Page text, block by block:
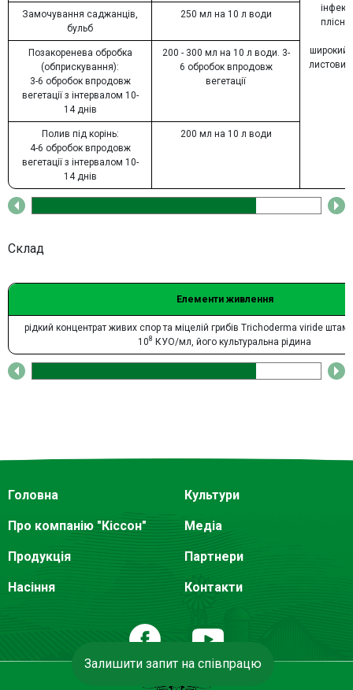
широкий
листових
Замочування саджанців,
бульб
250 мл на 10 л води
Позакоренева обробка
(обприскування):
3-6 обробок впродовж
вегетації з інтервалом 10-
14 днів
200 - 300 мл на 10 л води. 3-
6 обробок впродовж
вегетації
Полив під корінь:
4-6 обробок впродовж
вегетації з інтервалом 10-
14 днів
200 мл на 10 л води
Склад
Елементи живлення
рідкий концентрат живих спор та міцелій грибів Trichoderma viride штаму
108 КУО/мл, його культуральна рідина
Головна
Про компанію "Кіссон"
Продукція
Насіння
Культури
Медіа
Партнери
Контакти
Залишити запит на співпрацю